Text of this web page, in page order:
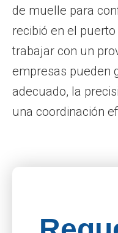
de muelle para
recibió en el
trabajar con un
empresas pueden
adecuado, la
una coordinación